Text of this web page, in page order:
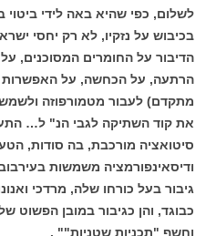
לשלום, כפי שהיא באה לידי
בכיבוש על נזקיו, לא רק יחסי
הדיבור על החומרים המסוכנים,
הרתעה, על הכחשה, על האפשרות
מתקדם) לעבור מטמורפוזה
את קוד השתיקה לגבי הנ" ל…
סיטואציה מורכבת, בה סודות,
ודיסאינפורמציה משמשות
גיבור בעל כורחו שלה, מרדכי
כבוגד, והן כגיבור במובן הפשוט
וחשף "תכניות שטניות"" .